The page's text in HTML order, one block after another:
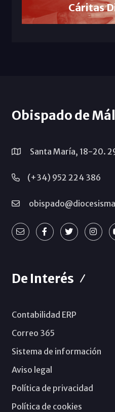
Cáritas
Obispado de
Santa María, 18-20.
(+34) 952 224 386
De Interés
Contabilidad ERP
Correo 365
Sistema de información
Aviso legal
Política de privacidad
Política de cookies